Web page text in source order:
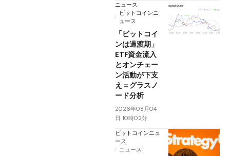
ニュース
ビットコインニ
ュース
「ビットコイ
ンは過渡期」
ETF資金流入
とオンチェー
ン活動が下支
え＝グラスノ
ード分析
2026年08月04
日 10時02分
ビットコインニュ
ース
ニュース